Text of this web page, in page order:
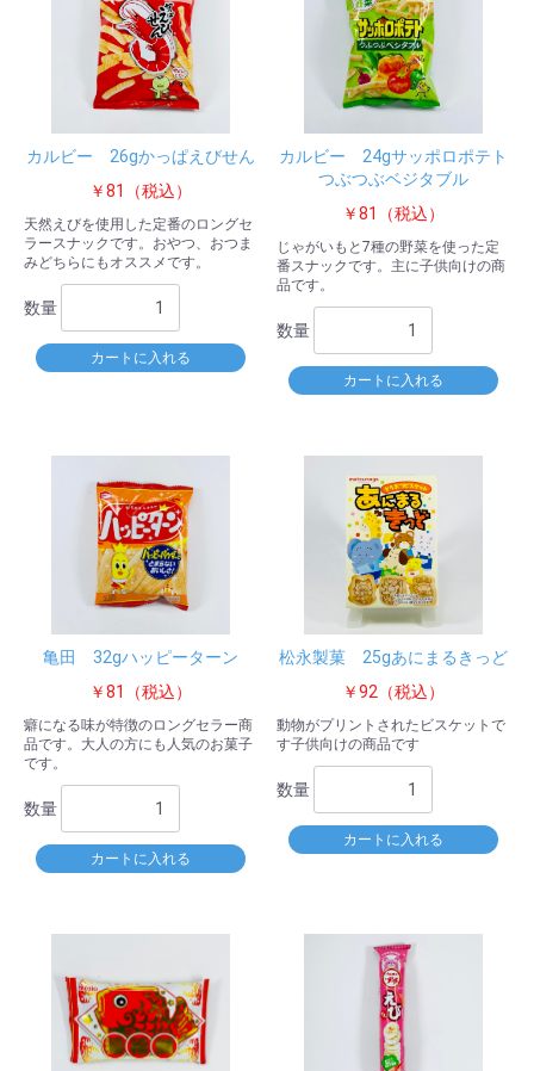
カルビー 26gかっぱえびせん
￥81（税込）
天然えびを使用した定番のロングセ
ラースナックです。おやつ、おつま
みどちらにもオススメです。
数量
カートに入れる
カルビー 24gサッポロポテト
つぶつぶベジタブル
￥81（税込）
じゃがいもと7種の野菜を使った定
番スナックです。主に子供向けの商
品です。
数量
カートに入れる
亀田 32gハッピーターン
￥81（税込）
癖になる味が特徴のロングセラー商
品です。大人の方にも人気のお菓子
です。
数量
カートに入れる
松永製菓 25gあにまるきっど
￥92（税込）
動物がプリントされたビスケットで
す子供向けの商品です
数量
カートに入れる